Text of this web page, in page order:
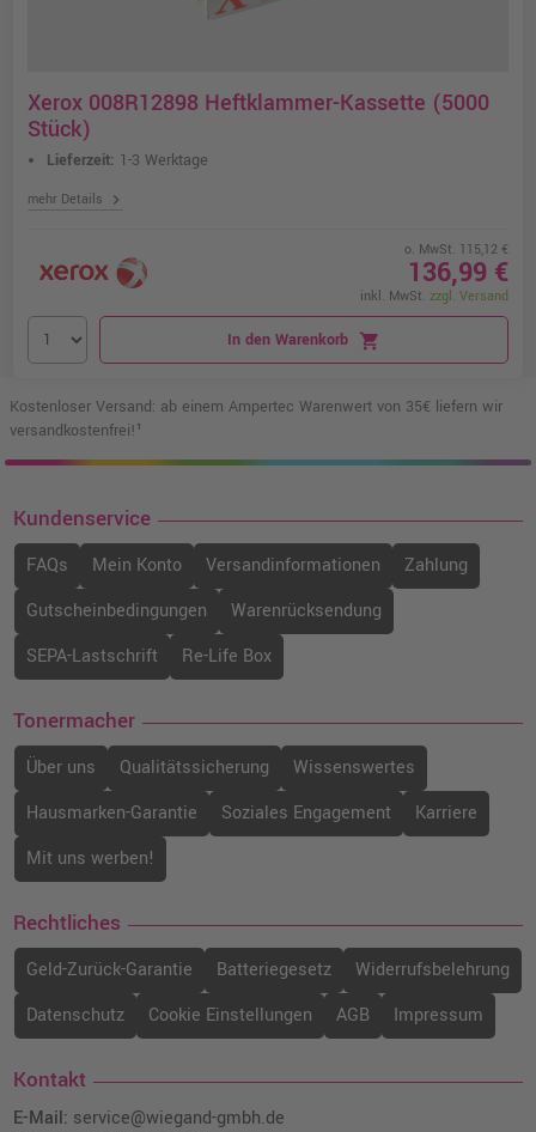
Xerox 008R12898 Heftklammer-Kassette (5000
Stück)
Lieferzeit: 1-3 Werktage
mehr Details chevron_right
o. MwSt. 115,12 €
136,99 €
inkl. MwSt. zzgl. Versand
In den Warenkorb shopping_cart
Kostenloser Versand: ab einem Ampertec Warenwert von 35€ liefern wir
versandkostenfrei!¹
Kundenservice
FAQs Mein Konto Versandinformationen
Zahlung
Gutscheinbedingungen
Warenrücksendung
SEPA-Lastschrift
Re-Life Box
Tonermacher
Über uns Qualitätssicherung
Wissenswertes
Hausmarken-Garantie
Soziales Engagement
Karriere
Mit uns werben!
Rechtliches
Geld-Zurück-Garantie Batteriegesetz
Widerrufsbelehrung
Datenschutz
Cookie Einstellungen AGB Impressum
Kontakt
E-Mail: service@wiegand-gmbh.de